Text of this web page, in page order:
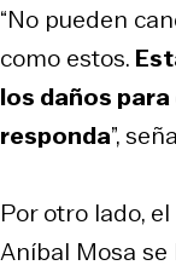
“No pueden
como estos.
los daños
responda”,
Por otro lado,
Aníbal Mosa se